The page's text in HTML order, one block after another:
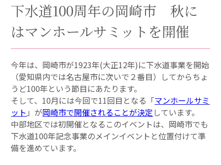
下水道100周年の岡崎市 秋に
はマンホールサミットを開催
今年は、岡崎市が1923年(大正12年)に下水道事業を開始
（愛知県内では名古屋市に次いで２番目）してからちょ
うど100年という節目にあたります。
そして、10月には今回で11回目となる「マンホールサミ
ット 」が岡崎市で開催されることが決定 しています。
中部地区では初開催となるこのイベントは、岡崎市でも
下水道100年記念事業のメインイベントと位置付けて準
備を進めています。